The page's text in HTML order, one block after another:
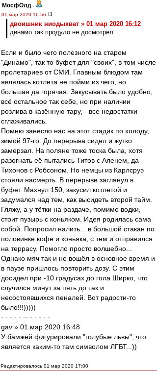
МосфОлд -
01 мар 2020 16:56
двоишник ниодыкват » 01 мар 2020 16:12
динамо так продуло не досмотрел
Если и было чего полезного на старом
"Динамо", так то буфет для "своих", в том числе
пролетариев от СМИ. Главным блюдом там
являлась котлета не пойми из чего, но
большая да горячая. Закусывать было удобно,
всё остальное так себе, но при наличии
розлива в казённую тару, - все недостатки
сглаживались.
Помню занесло нас на этот стадик по холоду,
зимой 97-го. До перерыва сидел и жутко
замерзал. На поляне тоже тоска была, хотя
разогнать её пытались Титов с Аленем, да
Тихонов с Робсоном. Но немцы из Карлсруэ
стояли насмерть. В перерыве заглянул в
буфет. Махнул 150, закусил котлетой и
задумался над тем, как высидеть второй тайм.
Гляжу, а у тётки на раздаче, помимо водки,
стоит пузырь с коньяком. Идея родилась сама
собой. Попросил налить... в большой стакан по
половинке кофе и коньяка, с тем и отправился
на террасу. Помогло просто волшебно...
Однако мяч так и не вошёл в основное время и
в паузе пришлось повторить дозу. С этим
досидел при -10 градусах до гола Ширко, что
случился минут за пять до так и
несостоявшихся пеналей. Вот радости-то
было!!!)))))
- - - - - -- - - - - -
gav » 01 мар 2020 16:48
У бамжей фигурировали "голубые львы", что
является каким-то там символом ЛГБТ...))
Редактировалось 01 мар 2020 17:00